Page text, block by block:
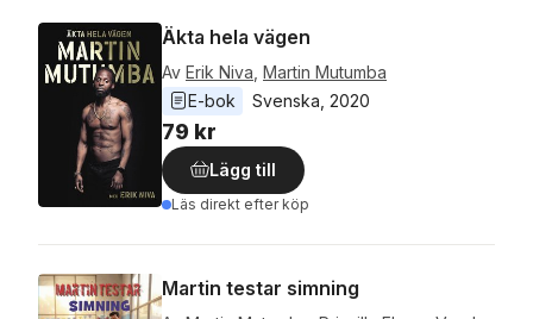
Äkta hela vägen
Av Erik Niva Martin Mutumba
E-bok
Svenska 2020
79 kr
Lägg till
Läs direkt efter köp
Martin testar simning